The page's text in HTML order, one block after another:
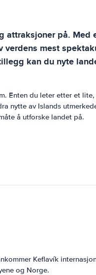
på.
mest
kan du nyte
Enten du leter etter et
nytte av Islands
å utforske landet på.
Keflavík
og Norge.